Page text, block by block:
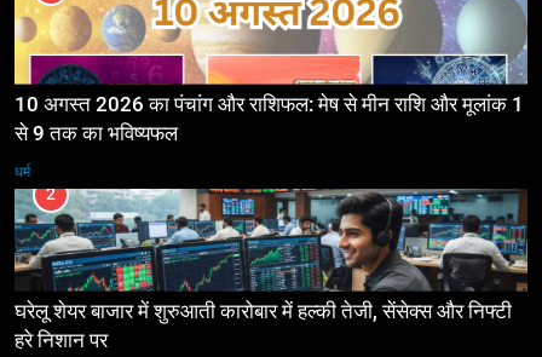
10 अगस्त 2026 का पंचांग और राशिफल: मेष से मीन राशि और मूलांक 1
से 9 तक का भविष्यफल
धर्म
2
घरेलू शेयर बाजार में शुरुआती कारोबार में हल्की तेजी, सेंसेक्स और निफ्टी
हरे निशान पर